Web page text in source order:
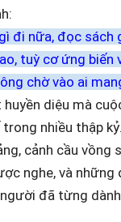
đi nữa, đọc sách
tuỳ cơ ứng
chờ vào ai
diệu mà
nhiều thập
cảnh cầu
nghe, và
đã từng